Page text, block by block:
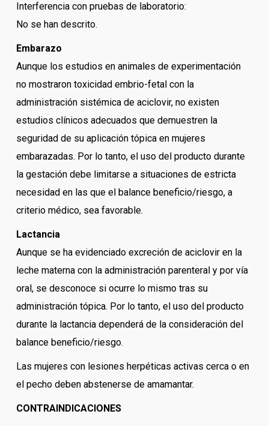
Interferencia con pruebas de laboratorio:
No se han descrito.
Embarazo
Aunque los estudios en animales de experimentación
no mostraron toxicidad embrio-fetal con la
administración sistémica de aciclovir, no existen
estudios clínicos adecuados que demuestren la
seguridad de su aplicación tópica en mujeres
embarazadas. Por lo tanto, el uso del producto durante
la gestación debe limitarse a situaciones de estricta
necesidad en las que el balance beneficio/riesgo, a
criterio médico, sea favorable.
Lactancia
Aunque se ha evidenciado excreción de aciclovir en la
leche materna con la administración parenteral y por vía
oral, se desconoce si ocurre lo mismo tras su
administración tópica. Por lo tanto, el uso del producto
durante la lactancia dependerá de la consideración del
balance beneficio/riesgo.
Las mujeres con lesiones herpéticas activas cerca o en
el pecho deben abstenerse de amamantar.
CONTRAINDICACIONES